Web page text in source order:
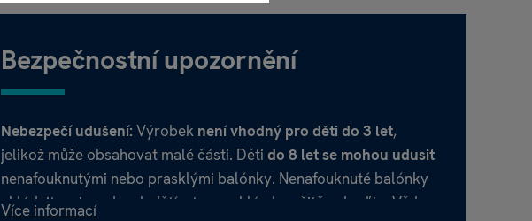
Bezpečnostní upozornění
Nebezpečí udušení: Výrobek není vhodný pro děti do 3 let,
jelikož může obsahovat malé části. Děti do 8 let se mohou udusit
nenafouknutými nebo prasklými balónky. Nenafouknuté balónky
ukládejte mimo dosah dětí a ty prasklé okamžitě vyhoďte. Vždy
Více informací